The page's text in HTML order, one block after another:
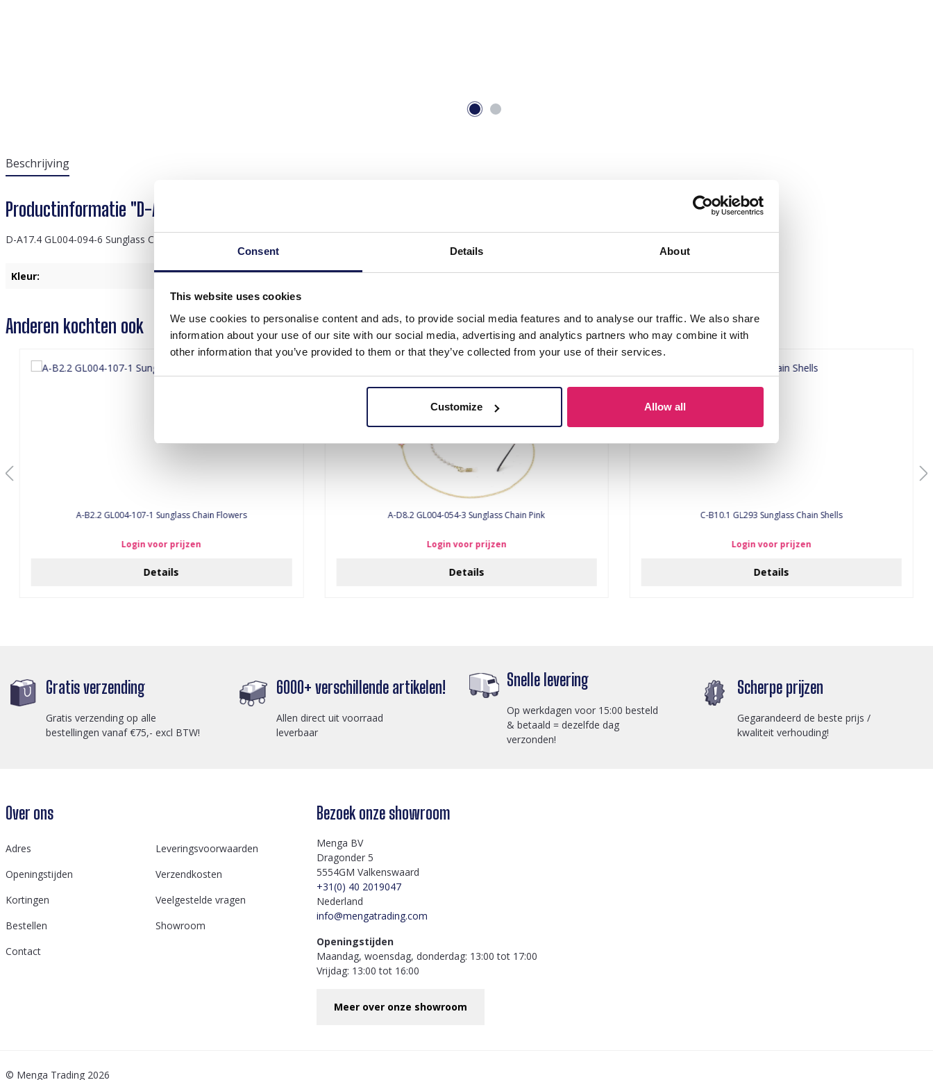
Consent Details About
This website uses cookies
We use cookies to personalise content and ads, to provide social media features and to analyse our traffic. We also share
information about your use of our site with our social media, advertising and analytics partners who may combine it with
other information that you’ve provided to them or that they’ve collected from your use of their services.
Customize Allow all
Beschrijving
Productinformatie "D-A17.4 GL004-094-6 Sunglass Chain Pink"
D-A17.4 GL004-094-6 Sunglass Chain Clovers Pink
Kleur: Goud, Roze
Anderen kochten ook
A-B2.2 GL004-107-1 Sunglass Chain Flowers
Login voor prijzen
Details
A-D8.2 GL004-054-3 Sunglass Chain Pink
Login voor prijzen
Details
C-B10.1 GL293 Sunglass Chain Shells
Login voor prijzen
Details
Gratis verzending
Gratis verzending op alle
bestellingen vanaf €75,- excl BTW!
6000+ verschillende artikelen!
Allen direct uit voorraad
leverbaar
Snelle levering
Op werkdagen voor 15:00 besteld
& betaald = dezelfde dag
verzonden!
Scherpe prijzen
Gegarandeerd de beste prijs /
kwaliteit verhouding!
Over ons
Adres
Leveringsvoorwaarden
Openingstijden
Verzendkosten
Kortingen
Veelgestelde vragen
Bestellen
Showroom
Contact
Bezoek onze showroom
Menga BV
Dragonder 5
5554GM Valkenswaard
+31(0) 40 2019047
Nederland
info@mengatrading.com
Openingstijden
Maandag, woensdag, donderdag: 13:00 tot 17:00
Vrijdag: 13:00 tot 16:00
Meer over onze showroom
© Menga Trading 2026